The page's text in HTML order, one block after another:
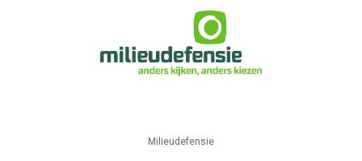
Milieudefensie